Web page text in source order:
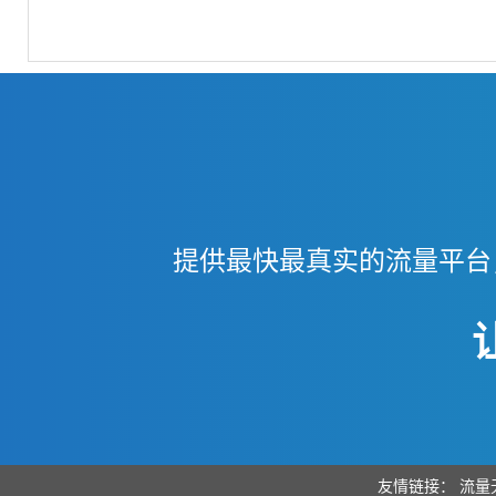
提供最快最真实的流量平
友情链接： 流量